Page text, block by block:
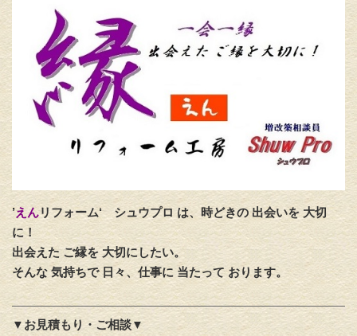
’えんリフォーム‘ シュウプロ は、時どきの 出会いを 大切
に！
出会えた ご縁を 大切にしたい。
そんな 気持ちで 日々、仕事に 当たって おります。
▼お見積もり・ご相談▼